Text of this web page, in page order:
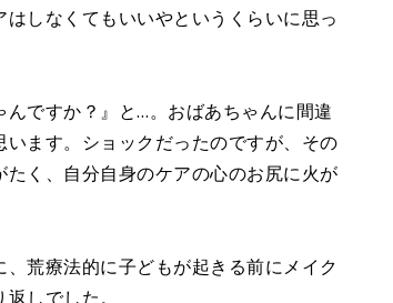
しなくてもいいやというくらいに思っ
ですか？』と…。おばあちゃんに間違
ます。ショックだったのですが、その
く、自分自身のケアの心のお尻に火が
荒療法的に子どもが起きる前にメイク
しでした。